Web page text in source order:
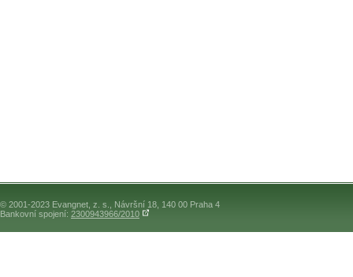
© 2001-2023 Evangnet, z. s., Návršní 18, 140 00 Praha 4
Bankovní spojení: 2300943966/2010